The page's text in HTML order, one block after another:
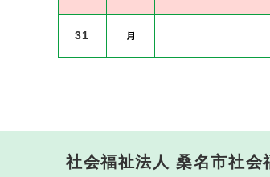
31
社会福祉法人 桑名市社会